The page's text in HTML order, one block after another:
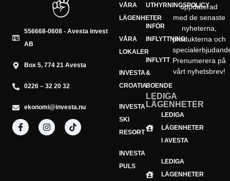
556668-0608 - Avesta invest
AB
Box 5, 774 21 Avesta
0226 – 32 20 32
ekonomi@investa.nu
VÅRA
LÄGENHETER
VÅRA
LOKALER
INVESTA
CROATIA
INVESTA
SKI
RESORT
INVESTA
PULS
UTHYRNINGSPOLICY
INFÖR
INFLYTTNING
INFLYTT
&
BOENDE
LEDIGA
LÄGENHETER
LEDIGA
LÄGENHETER
I AVESTA
LEDIGA
LÄGENHETER
uppdaterad
med de senaste
nyheterna,
produkterna och
Prenumerera på
vårt nyhetsbrev!
E-
postadress
Prenumerera